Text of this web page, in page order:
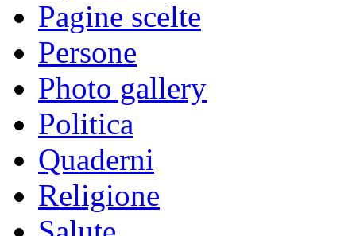
Pagine scelte
Persone
Photo gallery
Politica
Quaderni
Religione